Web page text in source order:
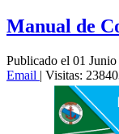
Manual de
Publicado el 01
Email | Visitas: